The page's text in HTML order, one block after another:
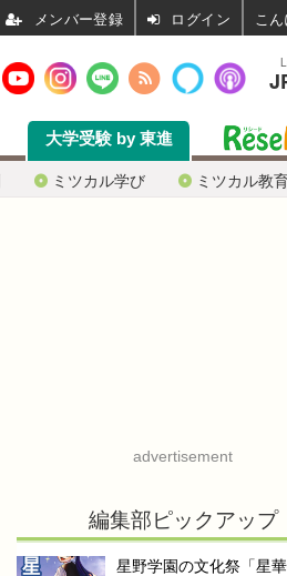
ミツカル学び ミツカル教
大学受験 by 東進
advertisement
編集部ピックアップ
星野学園の文化祭「星華
ログイン こ